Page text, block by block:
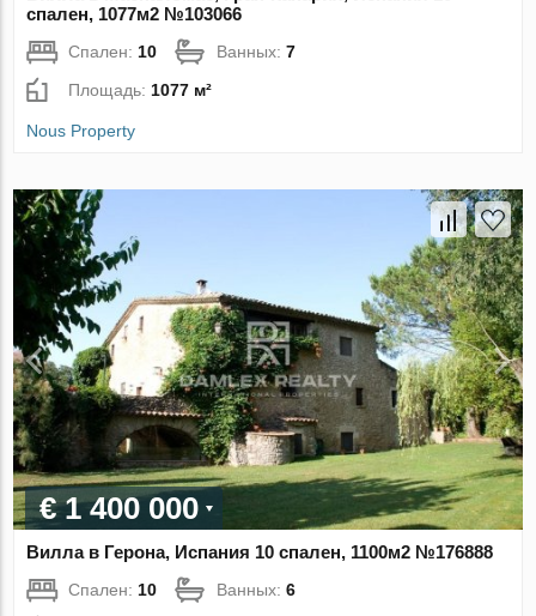
спален, 1077м2 №103066
Спален: 10 Ванных:7
Площадь: 1077 м²
Nous Property
€ 1 400 000
Вилла в Герона, Испания 10 спален, 1100м2 №176888
Спален: 10 Ванных:6